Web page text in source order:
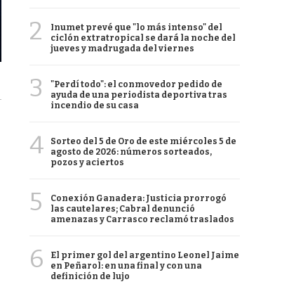
2
Inumet prevé que "lo más intenso" del
ciclón extratropical se dará la noche del
jueves y madrugada del viernes
3
"Perdí todo": el conmovedor pedido de
ayuda de una periodista deportiva tras
incendio de su casa
4
Sorteo del 5 de Oro de este miércoles 5 de
agosto de 2026: números sorteados,
pozos y aciertos
5
Conexión Ganadera: Justicia prorrogó
las cautelares; Cabral denunció
amenazas y Carrasco reclamó traslados
6
El primer gol del argentino Leonel Jaime
en Peñarol: en una final y con una
definición de lujo